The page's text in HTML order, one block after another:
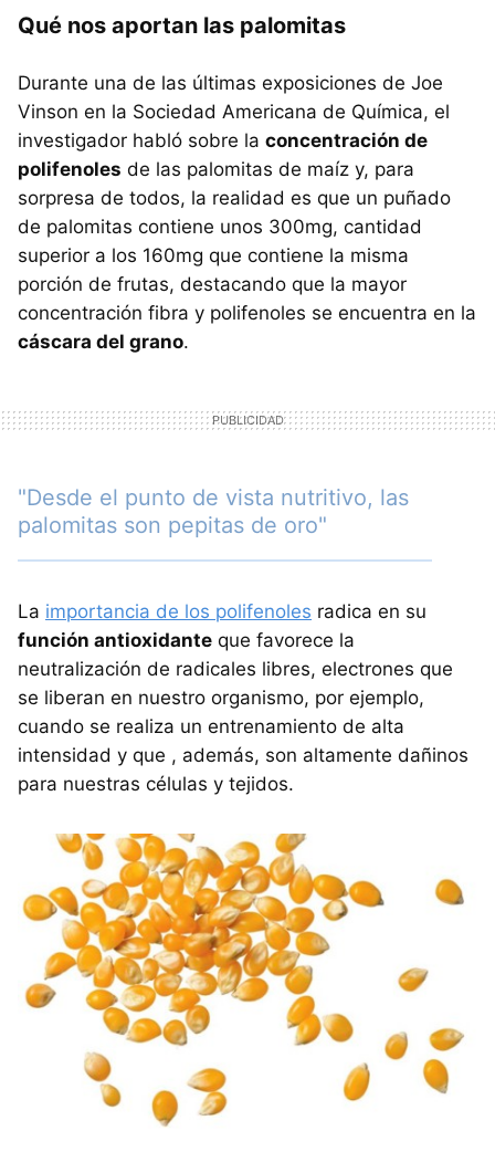
Qué nos aportan las palomitas
Durante una de las últimas exposiciones de Joe
Vinson en la Sociedad Americana de Química, el
investigador habló sobre la concentración de
polifenoles de las palomitas de maíz y, para
sorpresa de todos, la realidad es que un puñado
de palomitas contiene unos 300mg, cantidad
superior a los 160mg que contiene la misma
porción de frutas, destacando que la mayor
concentración fibra y polifenoles se encuentra en la
cáscara del grano.
"Desde el punto de vista nutritivo, las
palomitas son pepitas de oro"
La importancia de los polifenoles radica en su
función antioxidante que favorece la
neutralización de radicales libres, electrones que
se liberan en nuestro organismo, por ejemplo,
cuando se realiza un entrenamiento de alta
intensidad y que , además, son altamente dañinos
para nuestras células y tejidos.